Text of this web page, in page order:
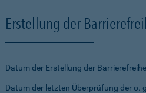
Erstellung der
Datum der Erstellung der
Datum der letzten Überprüfung der o.